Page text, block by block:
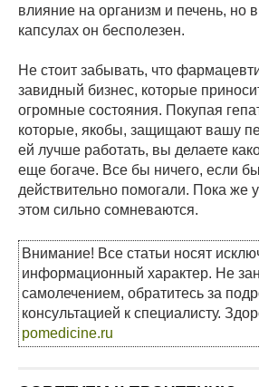
влияние на организм и печень, но в
капсулах он бесполезен.
Не стоит забывать, что
завидный бизнес, которые
огромные состояния. Покупая
которые, якобы, защищают вашу
ей лучше работать, вы делаете
еще богаче. Все бы ничего, если
действительно помогали. Пока же
этом сильно сомневаются.
Внимание! Все статьи носят
информационный характер. Не
самолечением, обратитесь за
консультацией к специалисту.
pomedicine.ru